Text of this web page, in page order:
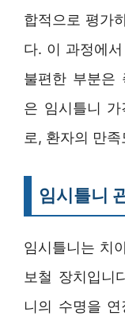
합적으로 평가
다. 이 과정에
불편한 부분은
은 임시틀니
로, 환자의 만
임시틀니
임시틀니는 치
보철 장치입니
니의 수명을